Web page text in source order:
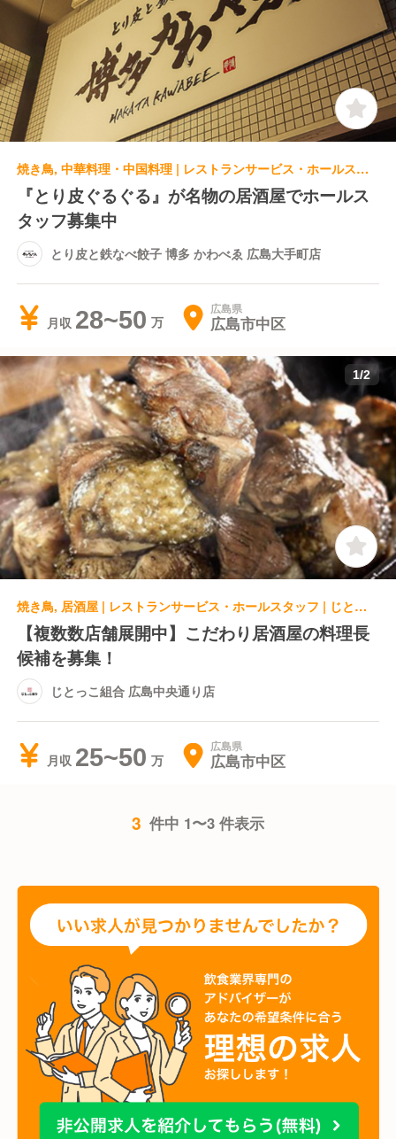
焼き鳥, 中華料理・中国料理 | レストランサービス・ホールスタッフ | とり皮と鉄なべ餃子 博多 かわべゑ 広島大手町店
『とり皮ぐるぐる』が名物の居酒屋でホールス
タッフ募集中
とり皮と鉄なべ餃子 博多 かわべゑ 広島大手町店
月収 28~50 広島県
広島市中区
1/2
焼き鳥, 居酒屋 | レストランサービス・ホールスタッフ | じとっこ組合 広島中央通り店
【複数数店舗展開中】こだわり居酒屋の料理長
候補を募集！
じとっこ組合 広島中央通り店
月収 25~50 広島県
広島市中区
3 件中 1〜3 件表示